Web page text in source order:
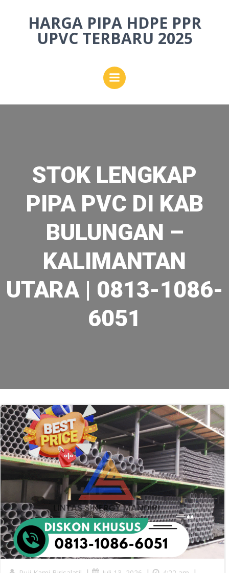
to
content
HARGA PIPA HDPE PPR
UPVC TERBARU 2025
STOK LENGKAP
PIPA PVC DI KAB
BULUNGAN –
KALIMANTAN
UTARA | 0813-1086-
6051